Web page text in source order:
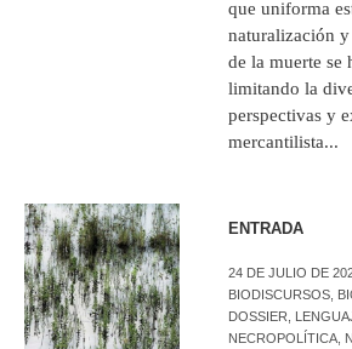
que uniforma
naturalización
de la muerte se
limitando la
perspectivas y
mercantilista...
ENTRADA
24 DE JULIO DE
BIODISCURSOS
DOSSIER
NECROPOLÍTICA